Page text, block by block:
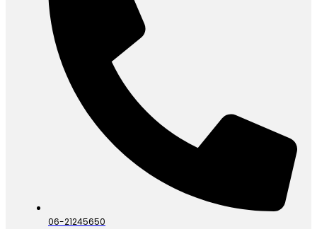
06-21245650